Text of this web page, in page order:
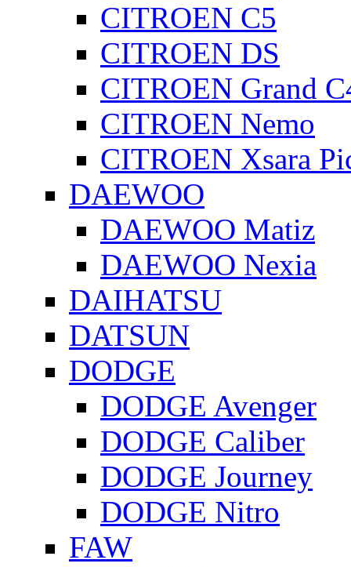
CITROEN C5
CITROEN DS
CITROEN Grand
CITROEN Nemo
CITROEN Xsara
DAEWOO
DAEWOO Matiz
DAEWOO Nexia
DAIHATSU
DATSUN
DODGE
DODGE Avenger
DODGE Caliber
DODGE Journey
DODGE Nitro
FAW